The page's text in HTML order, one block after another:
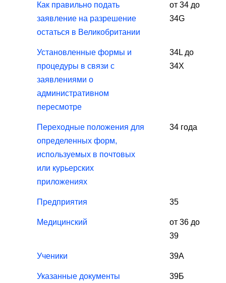
Как правильно подать
заявление на разрешение
остаться в Великобритании
от 34 до
34G
Установленные формы и
процедуры в связи с
заявлениями о
административном
пересмотре
34L до
34X
Переходные положения для
определенных форм,
используемых в почтовых
или курьерских
приложениях
34 года
Предприятия 35
Медицинский
от 36 до
39
Ученики 39А
Указанные документы 39Б